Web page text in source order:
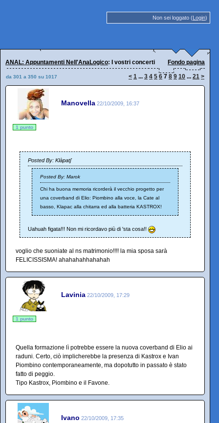
Non sei loggato (Login)
ANAL: Appuntamenti Nell'AnaLogico: I vostri concerti Fondo pagina
da 301 a 350 su 1017 < 1 ... 3 4 5 6 7 8 9 10 ... 21 >
Manovella 22/10/2009, 16:37
1 punto
Posted By: Klàpatʃ
Posted By: Marok
Chi ha buona memoria ricorderà il vecchio progetto per
una coverband di Elio: Piombino alla voce, la Cate al
basso, Klapac alla chitarra ed alla batteria KASTROX!
Uahuah figata!!! Non mi ricordavo più di 'sta cosa!!
voglio che suoniate al ns matrimonio!!!! la mia sposa sarà
FELICISSISMA! ahahahahhahahah
Lavinia 22/10/2009, 17:29
1 punto
Quella formazione lì potrebbe essere la nuova coverband di Elio ai
raduni. Certo, ciò implicherebbe la presenza di Kastrox e Ivan
Piombino contemporaneamente, ma dopotutto in passato è stato
fatto di peggio.
Tipo Kastrox, Piombino e il Favone.
Ivano 22/10/2009, 17:35